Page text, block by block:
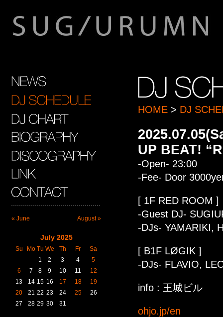
HOME > DJ
UP BEAT!
-Open- 23:00
-Fee- Door
[ 1F RED ROOM ]
-Guest DJ-
-DJs- YAMARIKI,
[ B1F LØGIK ]
-DJs- FLAVIO,
info : 王城ビル
ohjo.jp/en
« June August »
July 2025
Su Mo Tu We Th Fr
Sa
1
2 3 4
5
6
7 8 9 10 11
12
13
14 15 16 17 18
19
20
21 22 23 24 25
26
27
28 29 30 31